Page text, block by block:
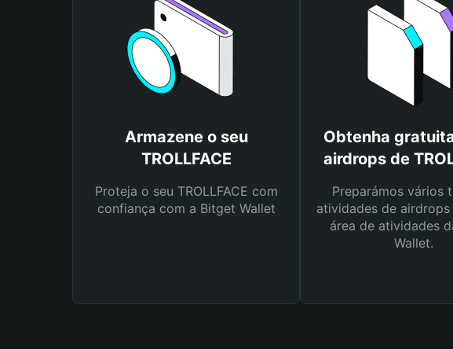
Armazene o seu
TROLLFACE
Proteja o seu TROLLFACE com
confiança com a Bitget Wallet
Obtenha
airdrops de
Preparámos vários
atividades de airdrops
área de atividades
Wallet.